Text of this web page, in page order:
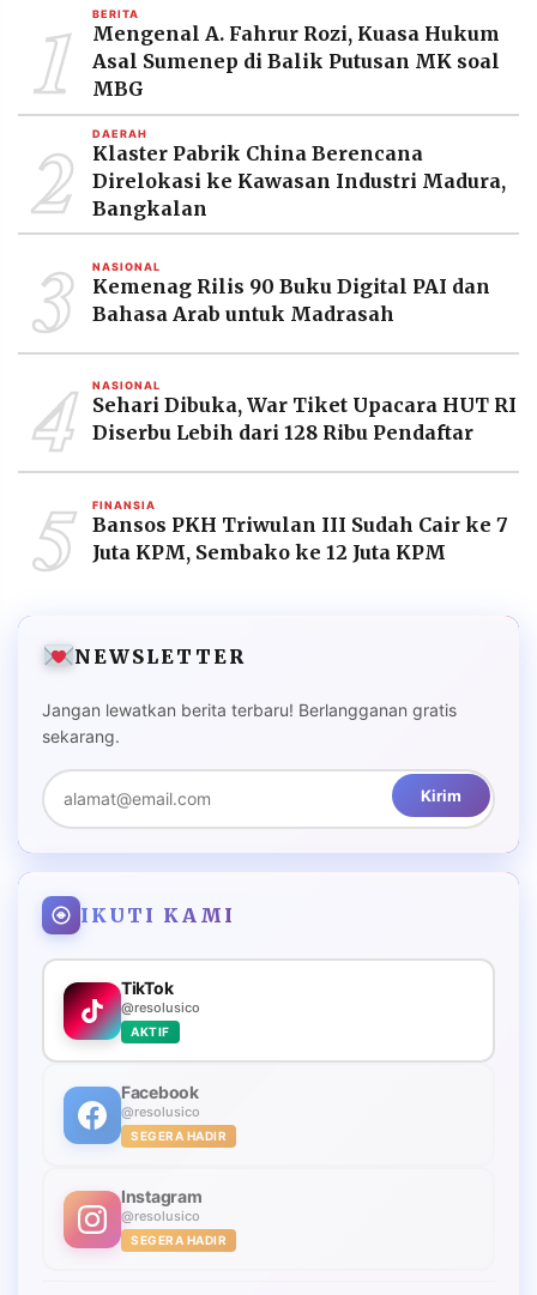
1 BERITA
Mengenal A. Fahrur Rozi, Kuasa Hukum
Asal Sumenep di Balik Putusan MK soal
MBG
2 DAERAH
Klaster Pabrik China Berencana
Direlokasi ke Kawasan Industri Madura,
Bangkalan
3 NASIONAL
Kemenag Rilis 90 Buku Digital PAI dan
Bahasa Arab untuk Madrasah
4 NASIONAL
Sehari Dibuka, War Tiket Upacara HUT RI
Diserbu Lebih dari 128 Ribu Pendaftar
5 FINANSIA
Bansos PKH Triwulan III Sudah Cair ke 7
Juta KPM, Sembako ke 12 Juta KPM
NEWSLETTER
Jangan lewatkan berita terbaru! Berlangganan gratis
sekarang.
Kirim
IKUTI KAMI
TikTok
@resolusico
AKTIF
Facebook
@resolusico
SEGERA HADIR
Instagram
@resolusico
SEGERA HADIR